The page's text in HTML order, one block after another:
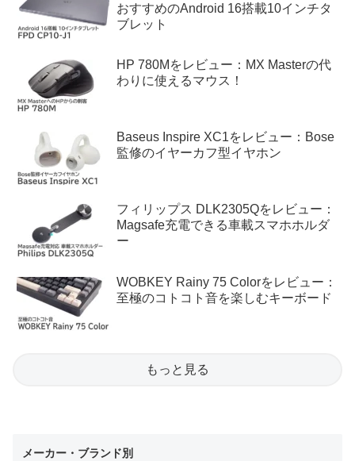
おすすめのAndroid 16搭載10インチタ
ブレット
HP 780Mをレビュー：MX Masterの代
わりに使えるマウス！
Baseus Inspire XC1をレビュー：Bose
監修のイヤーカフ型イヤホン
フィリップス DLK2305Qをレビュー：
Magsafe充電できる車載スマホホルダ
ー
WOBKEY Rainy 75 Colorをレビュー：
至極のコトコト音を楽しむキーボード
もっと見る
メーカー・ブランド別